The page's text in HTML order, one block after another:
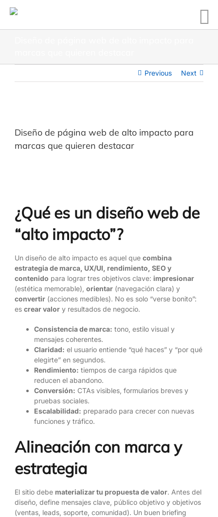
Previous Next
Diseño de página web de alto impacto para
marcas que quieren destacar
¿Qué es un diseño web de
“alto impacto”?
Un diseño de alto impacto es aquel que combina
estrategia de marca, UX/UI, rendimiento, SEO y
contenido para lograr tres objetivos clave: impresionar
(estética memorable), orientar (navegación clara) y
convertir (acciones medibles). No es solo “verse bonito”:
es crear valor y resultados de negocio.
Consistencia de marca: tono, estilo visual y
mensajes coherentes.
Claridad: el usuario entiende “qué haces” y “por qué
elegirte” en segundos.
Rendimiento: tiempos de carga rápidos que
reducen el abandono.
Conversión: CTAs visibles, formularios breves y
pruebas sociales.
Escalabilidad: preparado para crecer con nuevas
funciones y tráfico.
Alineación con marca y
estrategia
El sitio debe materializar tu propuesta de valor. Antes del
diseño, define mensajes clave, público objetivo y objetivos
(ventas, leads, soporte, comunidad). Un buen briefing